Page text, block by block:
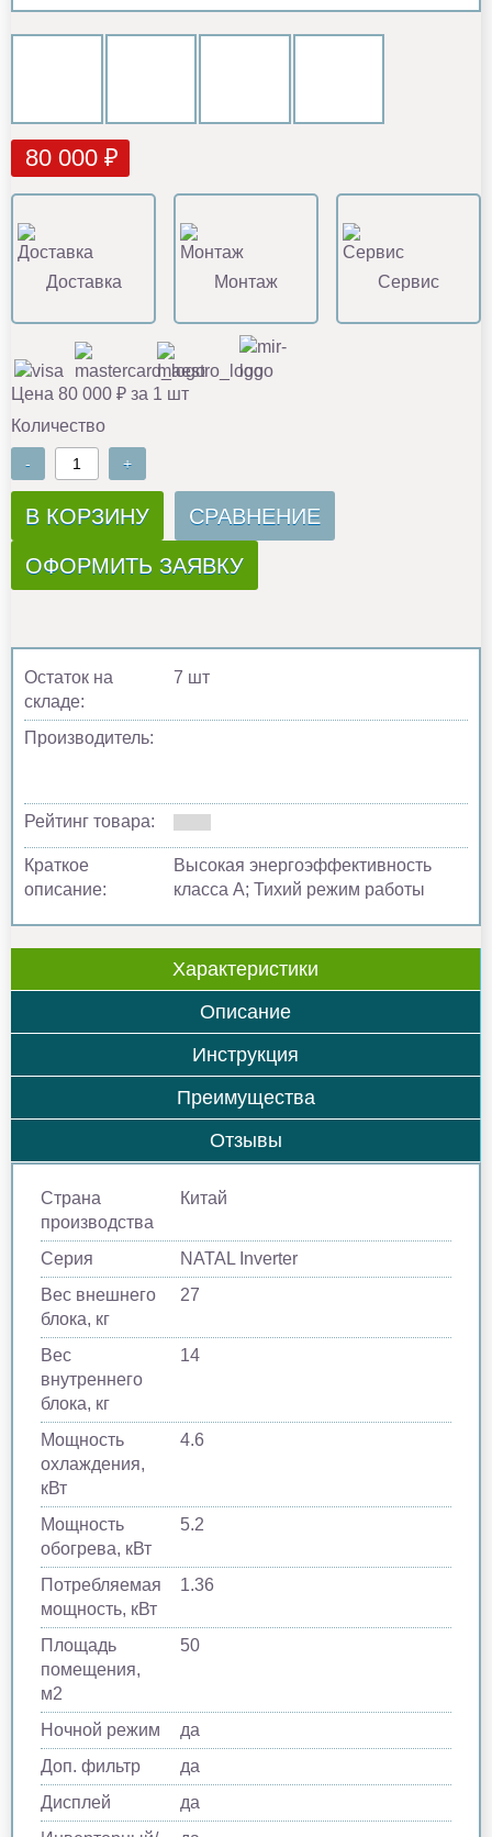
80 000 ₽
Доставка Монтаж Сервис
Цена 80 000 ₽ за 1 шт
Количество
- +
В КОРЗИНУ СРАВНЕНИЕ
ОФОРМИТЬ ЗАЯВКУ
Остаток на
складе:
7 шт
Производитель:
Рейтинг товара:
Краткое
описание:
Высокая энергоэффективность
класса А; Тихий режим работы
Характеристики
Описание
Инструкция
Преимущества
Отзывы
Страна
производства
Китай
Серия
NATAL Inverter
Вес внешнего
блока, кг
27
Вес
внутреннего
блока, кг
14
Мощность
охлаждения,
кВт
4.6
Мощность
обогрева, кВт
5.2
Потребляемая
мощность, кВт
1.36
Площадь
помещения,
м2
50
Ночной режим
да
Доп. фильтр
да
Дисплей
да